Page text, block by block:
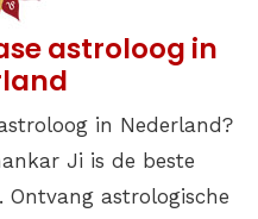
astroloog in
in Nederland?
Ji is de beste
astrologische